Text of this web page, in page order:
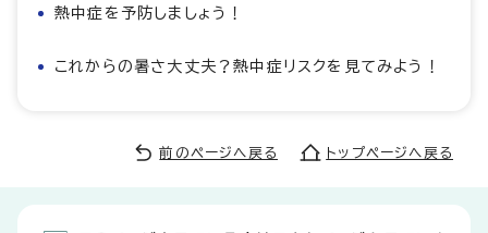
熱中症を予防しましょう！
これからの暑さ大丈夫？熱中症リスクを見てみよう！
前のページへ戻る トップページへ戻る